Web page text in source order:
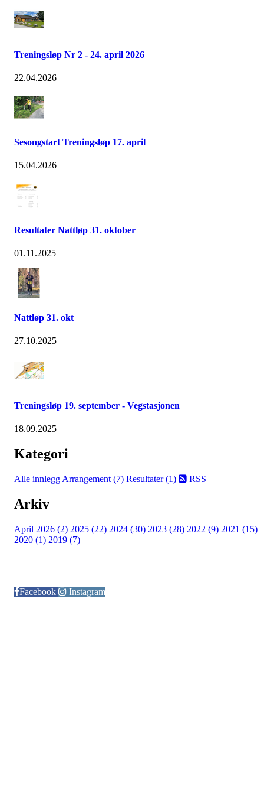
Treningsløp Nr 2 - 24. april 2026
22.04.2026
Sesongstart Treningsløp 17. april
15.04.2026
Resultater Nattløp 31. oktober
01.11.2025
Nattløp 31. okt
27.10.2025
Treningsløp 19. september - Vegstasjonen
18.09.2025
Kategori
Alle innlegg Arrangement (7) Resultater (1) RSS
Arkiv
April 2026 (2) 2025 (22) 2024 (30) 2023 (28) 2022 (9) 2021 (15)
2020 (1) 2019 (7)
Facebook
Instagram